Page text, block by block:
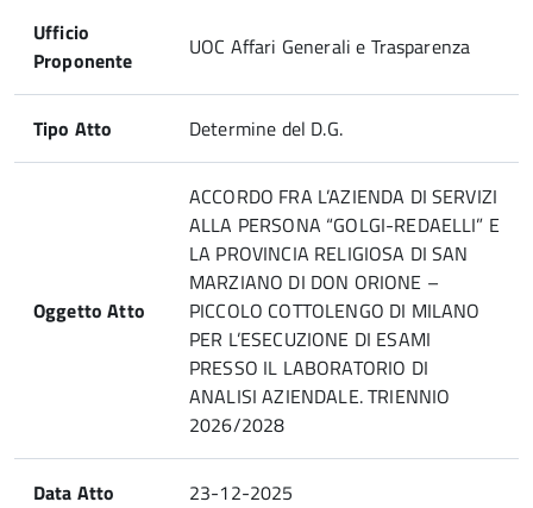
Ufficio
Proponente
UOC Affari Generali e Trasparenza
Tipo Atto Determine del D.G.
Oggetto Atto
ACCORDO FRA L’AZIENDA DI SERVIZI
ALLA PERSONA “GOLGI-REDAELLI” E
LA PROVINCIA RELIGIOSA DI SAN
MARZIANO DI DON ORIONE –
PICCOLO COTTOLENGO DI MILANO
PER L’ESECUZIONE DI ESAMI
PRESSO IL LABORATORIO DI
ANALISI AZIENDALE. TRIENNIO
2026/2028
Data Atto 23-12-2025